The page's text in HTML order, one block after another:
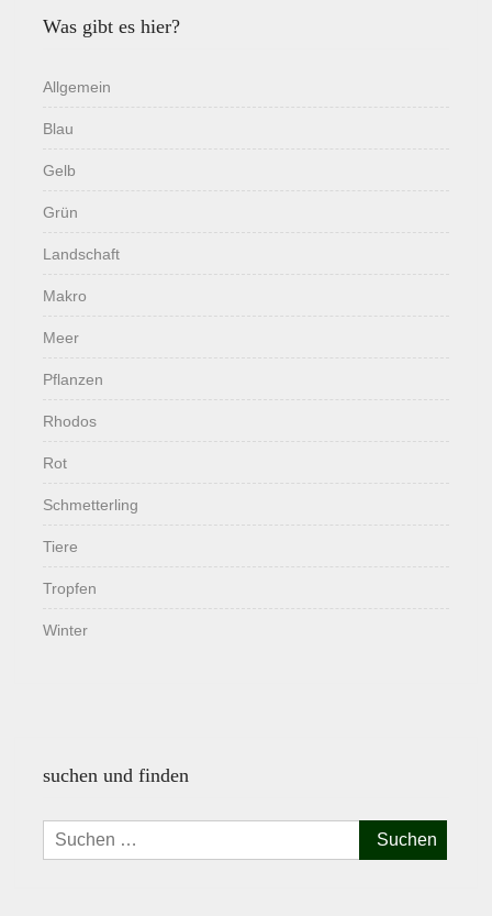
Was gibt es hier?
Allgemein
Blau
Gelb
Grün
Landschaft
Makro
Meer
Pflanzen
Rhodos
Rot
Schmetterling
Tiere
Tropfen
Winter
suchen und finden
Suchen
nach: